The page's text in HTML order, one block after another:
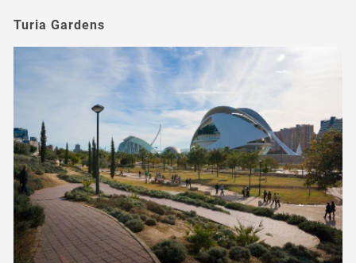
Turia Gardens